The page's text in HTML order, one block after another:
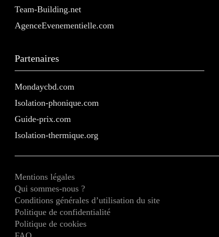
Team-Building.net
AgenceEvenementielle.com
Partenaires
Mondaycbd.com
Isolation-phonique.com
Guide-prix.com
Isolation-thermique.org
Mentions légales
Qui sommes-nous ?
Conditions générales d’utilisation du site
Politique de confidentialité
Politique de cookies